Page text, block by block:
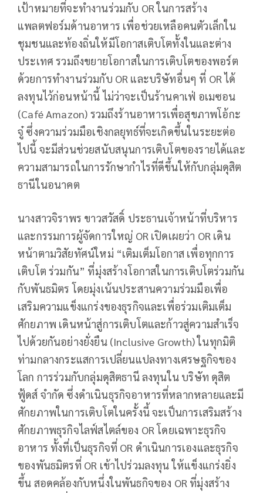
เป้าหมายที่จะทำงานร่วมกับ OR ในการสร้าง
แพลตฟอร์มด้านอาหาร เพื่อช่วยเหลือคนตัวเล็กใน
ชุมชนและท้องถิ่นให้มีโอกาสเติบโตทั้งในและต่าง
ประเทศ รวมถึงขยายโอกาสในการเติบโตของพอร์ต
ด้วยการทำงานร่วมกับ OR และบริษัทอื่นๆ ที่ OR ได้
ลงทุนไว้ก่อนหน้านี้ ไม่ว่าจะเป็นร้านคาเฟ่ อเมซอน
(Café Amazon) รวมถึงร้านอาหารเพื่อสุขภาพโอ้กะ
จู๋ ซึ่งความร่วมมือเชิงกลยุทธ์ที่จะเกิดขึ้นในระยะต่อ
ไปนี้ จะมีส่วนช่วยสนับสนุนการเติบโตของรายได้และ
ความสามารถในการรักษากำไรที่ดีขึ้นให้กับกลุ่มดุสิต
ธานีในอนาคต
นางสาวจิราพร ขาวสวัสดิ์ ประธานเจ้าหน้าที่บริหาร
และกรรมการผู้จัดการใหญ่ OR เปิดเผยว่า OR เดิน
หน้าตามวิสัยทัศน์ใหม่ “เติมเต็มโอกาส เพื่อทุกการ
เติบโต ร่วมกัน” ที่มุ่งสร้างโอกาสในการเติบโตร่วมกัน
กับพันธมิตร โดยมุ่งเน้นประสานความร่วมมือเพื่อ
เสริมความแข็งแกร่งของธุรกิจและเพื่อร่วมเติมเต็ม
ศักยภาพ เดินหน้าสู่การเติบโตและก้าวสู่ความสำเร็จ
ไปด้วยกันอย่างยั่งยืน (Inclusive Growth) ในทุกมิติ
ท่ามกลางกระแสการเปลี่ยนแปลงทางเศรษฐกิจของ
โลก การร่วมกับกลุ่มดุสิตธานี ลงทุนใน บริษัท ดุสิต
ฟู้ดส์ จำกัด ซึ่งดำเนินธุรกิจอาหารที่หลากหลายและมี
ศักยภาพในการเติบโตในครั้งนี้ จะเป็นการเสริมสร้าง
ศักยภาพธุรกิจไลฟ์สไตล์ของ OR โดยเฉพาะธุรกิจ
อาหาร ทั้งที่เป็นธุรกิจที่ OR ดำเนินการเองและธุรกิจ
ของพันธมิตรที่ OR เข้าไปร่วมลงทุน ให้แข็งแกร่งยิ่ง
ขึ้น สอดคล้องกับหนึ่งในพันธกิจของ OR ที่มุ่งสร้าง